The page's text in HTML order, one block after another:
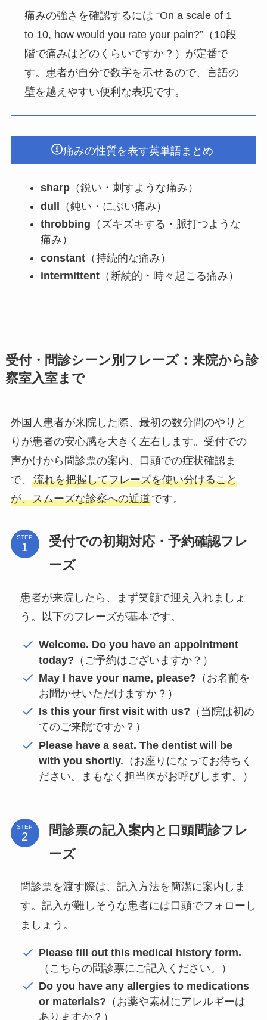
痛みの強さを確認するには “On a scale of 1
to 10, how would you rate your pain?”（10段
階で痛みはどのくらいですか？）が定番で
す。患者が自分で数字を示せるので、言語の
壁を越えやすい便利な表現です。
痛みの性質を表す英単語まとめ
sharp （鋭い・刺すような痛み）
dull （鈍い・にぶい痛み）
throbbing （ズキズキする・脈打つような
痛み）
constant （持続的な痛み）
intermittent （断続的・時々起こる痛み）
受付・問診シーン別フレーズ：来院から診
察室入室まで
外国人患者が来院した際、最初の数分間のやりと
りが患者の安心感を大きく左右します。受付での
声かけから問診票の案内、口頭での症状確認ま
で、 流れを把握してフレーズを使い分けること
が、スムーズな診察への近道です。
STEP
受付での初期対応・予約確認フレ
ーズ
患者が来院したら、まず笑顔で迎え入れましょ
う。以下のフレーズが基本です。
Welcome. Do you have an appointment
today? （ご予約はございますか？）
May I have your name, please? （お名前を
お聞かせいただけますか？）
Is this your first visit with us? （当院は初め
てのご来院ですか？）
Please have a seat. The dentist will be
with you shortly. （お座りになってお待ちく
ださい。まもなく担当医がお呼びします。）
STEP
問診票の記入案内と口頭問診フレ
ーズ
問診票を渡す際は、記入方法を簡潔に案内しま
す。記入が難しそうな患者には口頭でフォローし
ましょう。
Please fill out this medical history form.
（こちらの問診票にご記入ください。）
Do you have any allergies to medications
or materials? （お薬や素材にアレルギーは
ありますか？）